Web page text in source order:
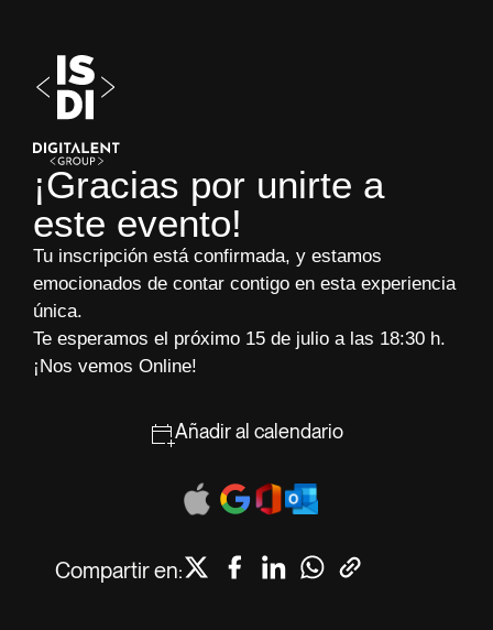
¡Gracias por unirte a
este evento!
Tu inscripción está confirmada, y estamos
emocionados de contar contigo en esta experiencia
única.
Te esperamos el próximo 15 de julio a las 18:30 h.
¡Nos vemos Online!
Añadir al calendario
Compartir en: